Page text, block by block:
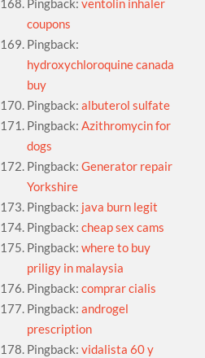
Pingback:ventolin inhaler
coupons
Pingback:
hydroxychloroquine canada
buy
Pingback:albuterol sulfate
Pingback:Azithromycin for
dogs
Pingback:Generator repair
Yorkshire
Pingback: java burn legit
Pingback:cheap sex cams
Pingback:where to buy
priligy in malaysia
Pingback:comprar cialis
Pingback:androgel
prescription
Pingback:vidalista 60 y